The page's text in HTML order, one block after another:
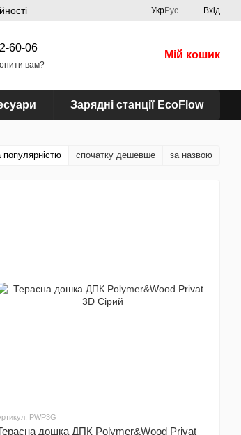
УкрРус Вхід
60-06
вам?
Мій кошик
Зарядні станції EcoFlow
популярністю спочатку дешевше за назвою
PWP3G
дошка ДПК Polymer&Wood Privat